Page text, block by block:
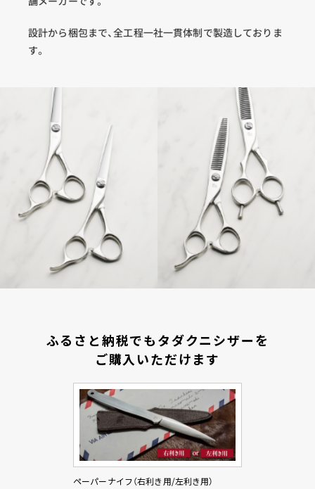
設計から梱包まで、全工程一社一貫体制で製造しておりま
す。
ふるさと納税でもタダクニシザーを
ご購入いただけます
ペーパーナイフ（右利き用/左利き用）